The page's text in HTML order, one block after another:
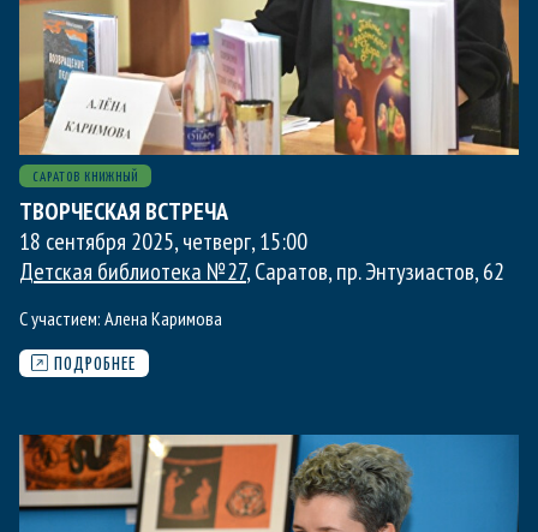
САРАТОВ КНИЖНЫЙ
ТВОРЧЕСКАЯ ВСТРЕЧА
18 сентября 2025, четверг,15:00
Детская библиотека №27, Саратов, пр. Энтузиастов, 62
С участием: Алена Каримова
ПОДРОБНЕЕ